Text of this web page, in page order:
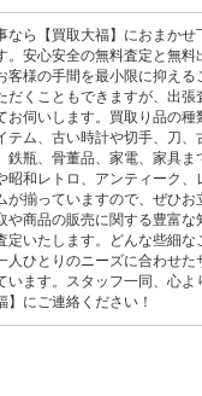
なら【買取大福】におまかせ
。安心安全の無料査定と無料
客様の手間を最小限に抑え
だくこともできますが、出張
お伺いします。買取り品の
テム、古い時計や切手、刀、
鉄瓶、骨董品、家電、家具ま
昭和レトロ、アンティーク、
が揃っていますので、ぜひお
や商品の販売に関する豊富な
定いたします。どんな些細な
人ひとりのニーズに合わせ
います。スタッフ一同、心
】にご連絡ください！